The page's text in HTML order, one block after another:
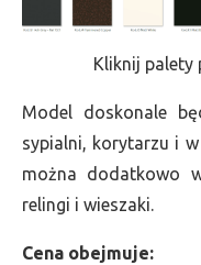
Kliknij palety
Model doskonale
sypialni, korytarzu i
można dodatkowo
relingi i wieszaki.
Cena obejmuje: